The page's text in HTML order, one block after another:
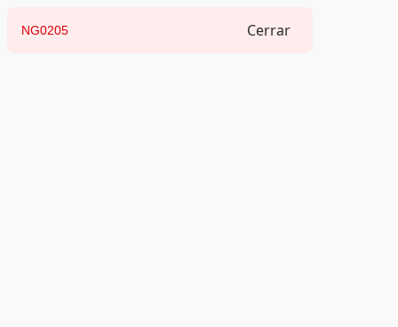
NG0205 Cerrar